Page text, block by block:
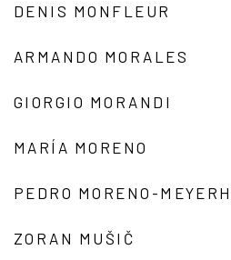
DENIS MONFLEUR
ARMANDO MORALES
GIORGIO MORANDI
MARÍA MORENO
PEDRO MORENO-
ZORAN MUŠIČ